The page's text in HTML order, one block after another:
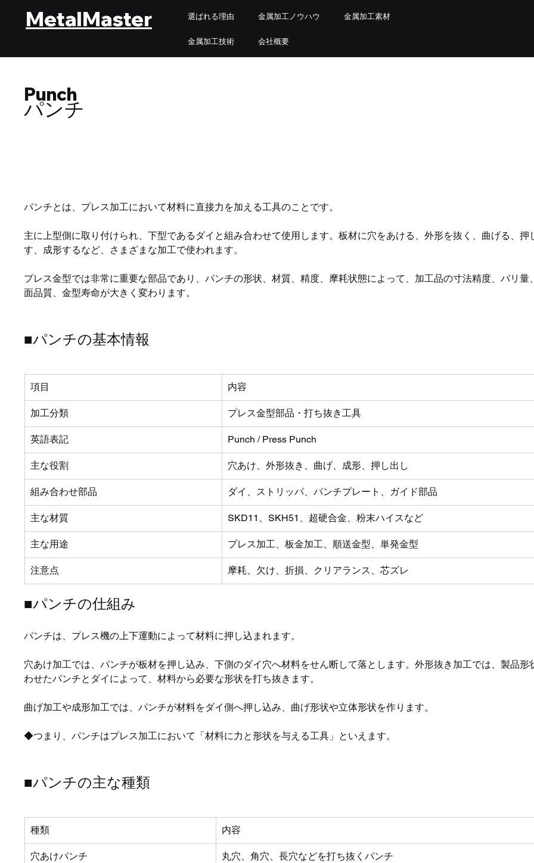
MetalMaster 選ばれる理由 金属加工ノウハウ 金属加工素材
金属加工技術 会社概要
Punch
パンチ
パンチとは、プレス加工において材料に直接力を加える工具のことです。
主に上型側に取り付けられ、下型であるダイと組み合わせて使用します。板材に穴をあける、外形を抜く、曲げる、押
す、成形するなど、さまざまな加工で使われます。
プレス金型では非常に重要な部品であり、パンチの形状、材質、精度、摩耗状態によって、加工品の寸法精度、バリ量
面品質、金型寿命が大きく変わります。
■パンチの基本情報
項目 内容
加工分類 プレス金型部品・打ち抜き工具
英語表記 Punch / Press Punch
主な役割 穴あけ、外形抜き、曲げ、成形、押し出し
組み合わせ部品 ダイ、ストリッパ、パンチプレート、ガイド部品
主な材質 SKD11、SKH51、超硬合金、粉末ハイスなど
主な用途 プレス加工、板金加工、順送金型、単発金型
注意点 摩耗、欠け、折損、クリアランス、芯ズレ
■パンチの仕組み
パンチは、プレス機の上下運動によって材料に押し込まれます。
穴あけ加工では、パンチが板材を押し込み、下側のダイ穴へ材料をせん断して落とします。外形抜き加工では、製品形
わせたパンチとダイによって、材料から必要な形状を打ち抜きます。
曲げ加工や成形加工では、パンチが材料をダイ側へ押し込み、曲げ形状や立体形状を作ります。
◆つまり、パンチはプレス加工において「材料に力と形状を与える工具」といえます。
■パンチの主な種類
種類 内容
穴あけパンチ 丸穴、角穴、長穴などを打ち抜くパンチ